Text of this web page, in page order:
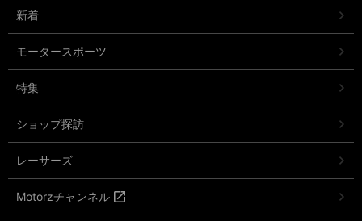
新着
モータースポーツ
特集
ショップ探訪
レーサーズ
Motorzチャンネル